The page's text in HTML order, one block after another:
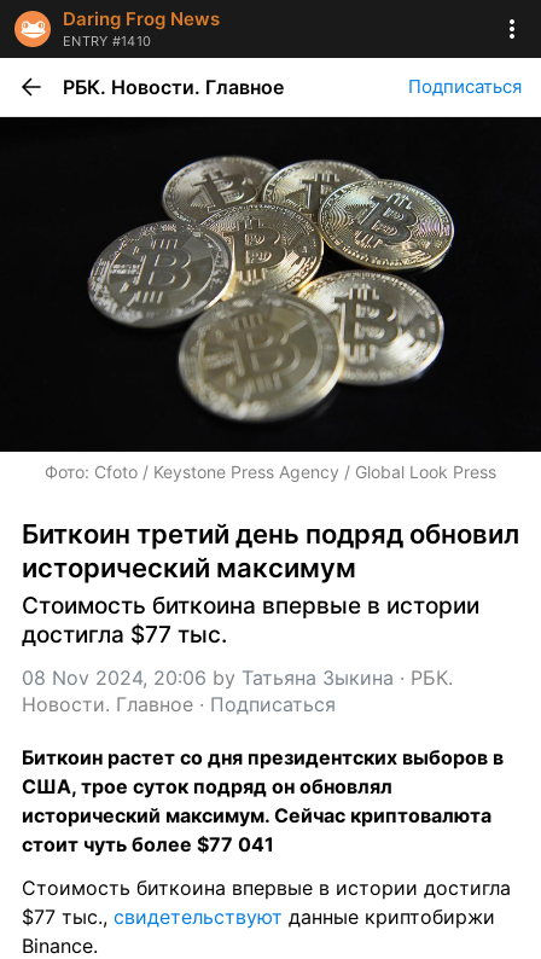
Daring Frog News
ENTRY #1410
РБК. Новости. Главное Подписаться
Фото: Cfoto / Keystone Press Agency / Global Look Press
Биткоин третий день подряд обновил
исторический максимум
Стоимость биткоина впервые в истории
достигла $77 тыс.
08 Nov 2024, 20:06 by Татьяна Зыкина · РБК.
Новости. Главное · Подписаться
Биткоин растет со дня президентских выборов в
США, трое суток подряд он обновлял
исторический максимум. Сейчас криптовалюта
стоит чуть более $77 041
Стоимость биткоина впервые в истории достигла
$77 тыс., свидетельствуют данные криптобиржи
Binance.